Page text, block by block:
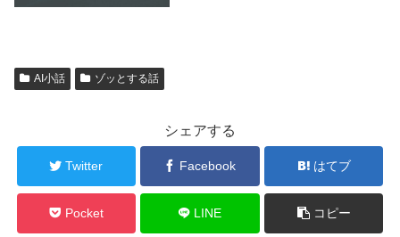
AI小話 ゾッとする話
シェアする
Twitter Facebook はてブ
Pocket LINE コピー